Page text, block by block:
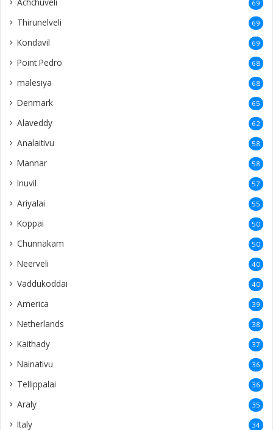
69
Thirunelveli 69
Kondavil 69
Point Pedro 68
malesiya 68
Denmark 65
Alaveddy 62
Analaitivu 58
Mannar 58
Inuvil 57
Ariyalai 55
Koppai 50
Chunnakam 50
Neerveli 40
Vaddukoddai 40
America 39
Netherlands 38
Kaithady 37
Nainativu 36
Tellippalai 36
Araly 35
Italy 34